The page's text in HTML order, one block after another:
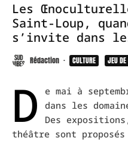
Les
Saint-Loup,
s’invite dans
Rédaction · CULTURE JEU
D
e mai à
dans les
Des
théâtre sont